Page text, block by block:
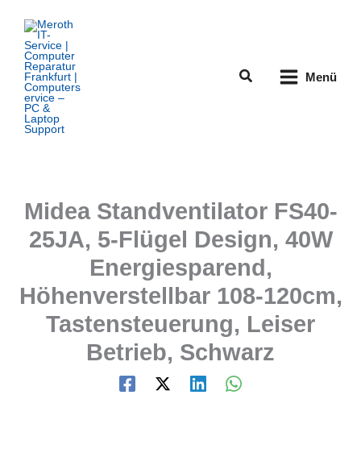
Inhalt
springen
Suchen Menü
Midea Standventilator FS40-
25JA, 5-Flügel Design, 40W
Energiesparend,
Höhenverstellbar 108-120cm,
Tastensteuerung, Leiser
Betrieb, Schwarz